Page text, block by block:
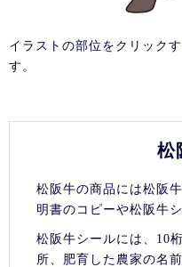
イラストの部位をクリック
す。
松
松阪牛の商品には松阪
明書のコピーや松阪牛
松阪牛シールには、10
所、肥育した農家の名